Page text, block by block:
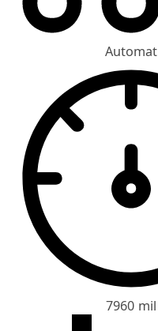
Automat
7960 mil